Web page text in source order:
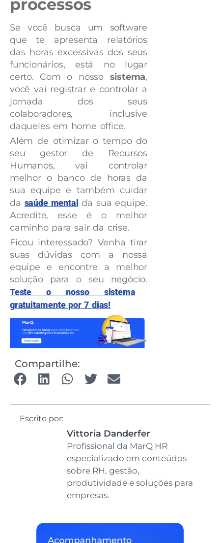
processos
Se você busca um software
que te apresenta relatórios
das horas excessivas dos seus
funcionários, está no lugar
certo. Com o nosso sistema,
você vai registrar e controlar a
jornada dos seus
colaboradores, inclusive
daqueles em home office.
Além de otimizar o tempo do
seu gestor de Recursos
Humanos, vai controlar
melhor o banco de horas da
sua equipe e também cuidar
da saúde mental
da sua equipe.
Acredite, esse é o melhor
caminho para sair da crise.
Ficou interessado? Venha tirar
suas dúvidas com a nossa
equipe e encontre a melhor
solução para o seu negócio.
Teste o nosso sistema
gratuitamente por 7 dias!
Compartilhe:
Escrito por:
Vittoria Danderfer
Profissional da MarQ HR
especializado em conteúdos
sobre RH, gestão,
produtividade e soluções para
empresas.